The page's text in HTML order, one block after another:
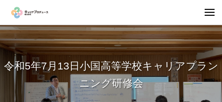
令和5年7月13日小国高等学校キャリアプラン
ニング研修会